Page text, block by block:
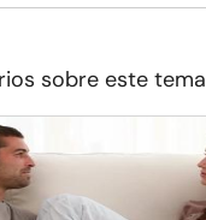
sobre este tema